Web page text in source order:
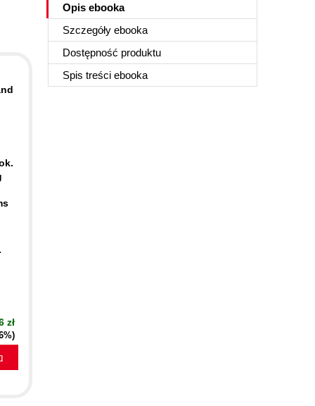
Opis ebooka
Szczegóły ebooka
Dostępność produktu
Spis treści ebooka
zł